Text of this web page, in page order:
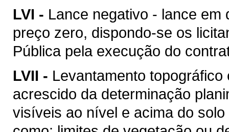
LVI - Lance negativo - lance em
preço zero, dispondo-se os
Pública pela execução do
LVII - Levantamento
acrescido da determinação
visíveis ao nível e acima do